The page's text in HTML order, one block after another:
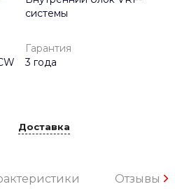
системы
Гарантия
3 года
Доставка
Отзывы